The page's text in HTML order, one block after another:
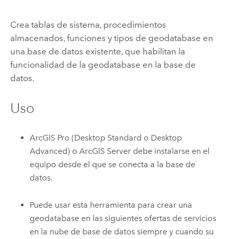
Crea tablas de sistema, procedimientos
almacenados, funciones y tipos de geodatabase en
una base de datos existente, que habilitan la
funcionalidad de la geodatabase en la base de
datos.
Uso
ArcGIS Pro (Desktop Standard o Desktop
Advanced) oArcGIS Server debe instalarse en el
equipo desde el que se conecta a la base de
datos.
Puede usar esta herramienta para crear una
geodatabase en las siguientes ofertas de servicios
en la nube de base de datos siempre y cuando su